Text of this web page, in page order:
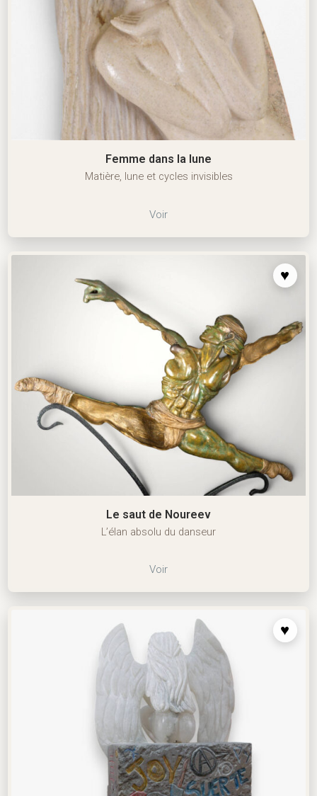
Femme dans la lune
Matière, lune et cycles invisibles
Voir
Le saut de Noureev
L’élan absolu du danseur
Voir